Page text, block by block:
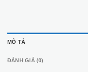
MÔ TẢ
ĐÁNH GIÁ (0)